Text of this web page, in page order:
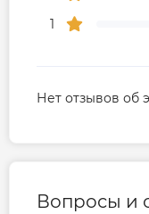
1
Нет отзывов об
Вопросы и